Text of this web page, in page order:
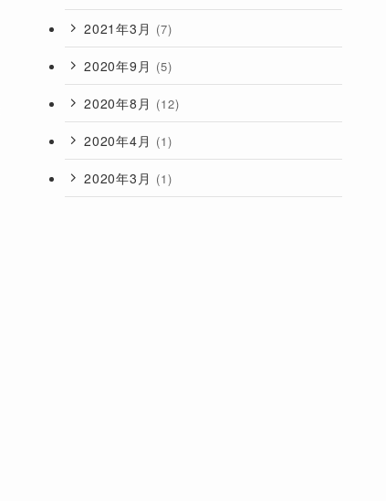
2021年3月 (7)
2020年9月 (5)
2020年8月 (12)
2020年4月 (1)
2020年3月 (1)